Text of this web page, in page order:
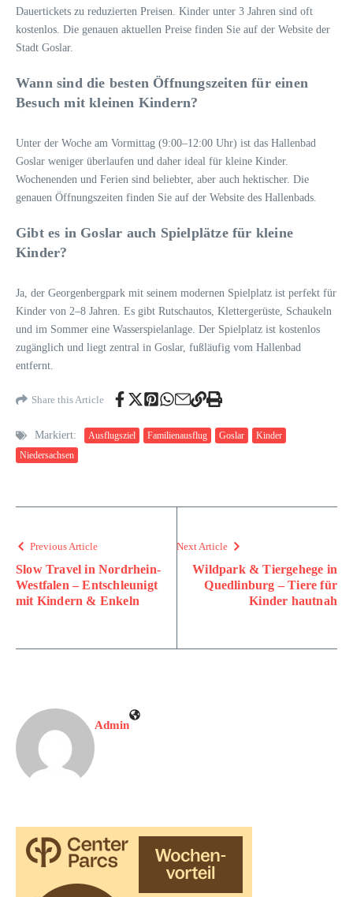
Dauertickets zu reduzierten Preisen. Kinder unter 3 Jahren sind oft
kostenlos. Die genauen aktuellen Preise finden Sie auf der Website der
Stadt Goslar.
Wann sind die besten Öffnungszeiten für einen
Besuch mit kleinen Kindern?
Unter der Woche am Vormittag (9:00–12:00 Uhr) ist das Hallenbad
Goslar weniger überlaufen und daher ideal für kleine Kinder.
Wochenenden und Ferien sind beliebter, aber auch hektischer. Die
genauen Öffnungszeiten finden Sie auf der Website des Hallenbads.
Gibt es in Goslar auch Spielplätze für kleine
Kinder?
Ja, der Georgenbergpark mit seinem modernen Spielplatz ist perfekt für
Kinder von 2–8 Jahren. Es gibt Rutschautos, Klettergerüste, Schaukeln
und im Sommer eine Wasserspielanlage. Der Spielplatz ist kostenlos
zugänglich und liegt zentral in Goslar, fußläufig vom Hallenbad
entfernt.
Share this Article
Markiert: Ausflugsziel Familienausflug Goslar
Kinder
Niedersachsen
Previous Article
Slow Travel in Nordrhein-
Westfalen – Entschleunigt
mit Kindern & Enkeln
Next Article
Wildpark & Tiergehege in
Quedlinburg – Tiere für
Kinder hautnah
Admin